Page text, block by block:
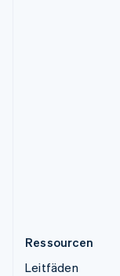
Ressourcen
Leitfäden